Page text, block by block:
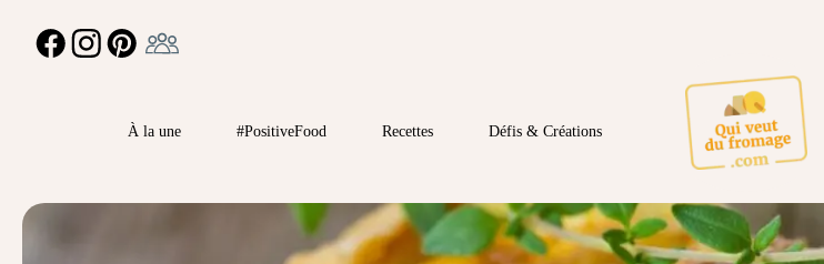
FACEBOOKINSTAGRAMPINTEREST
À la une #PositiveFood Recettes Défis & Créations